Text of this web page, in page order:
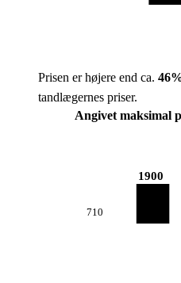
Prisen er højere end ca. 46
tandlægernes priser.
Angivet maksimal
710
1900